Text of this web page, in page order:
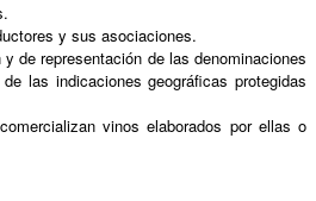
y sus asociaciones.
de representación de las denominaciones
las indicaciones geográficas protegidas
vinos elaborados por ellas o